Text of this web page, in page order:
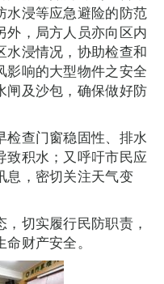
水浸等应急避险的防范
外，局方人员亦向区内
水浸情况，协助检查和
影响的大型物件之安全
闸及沙包，确保做好防
检查门窗稳固性、排水
致积水；又呼吁市民应
息，密切关注天气变
切实履行民防职责，
财产安全。